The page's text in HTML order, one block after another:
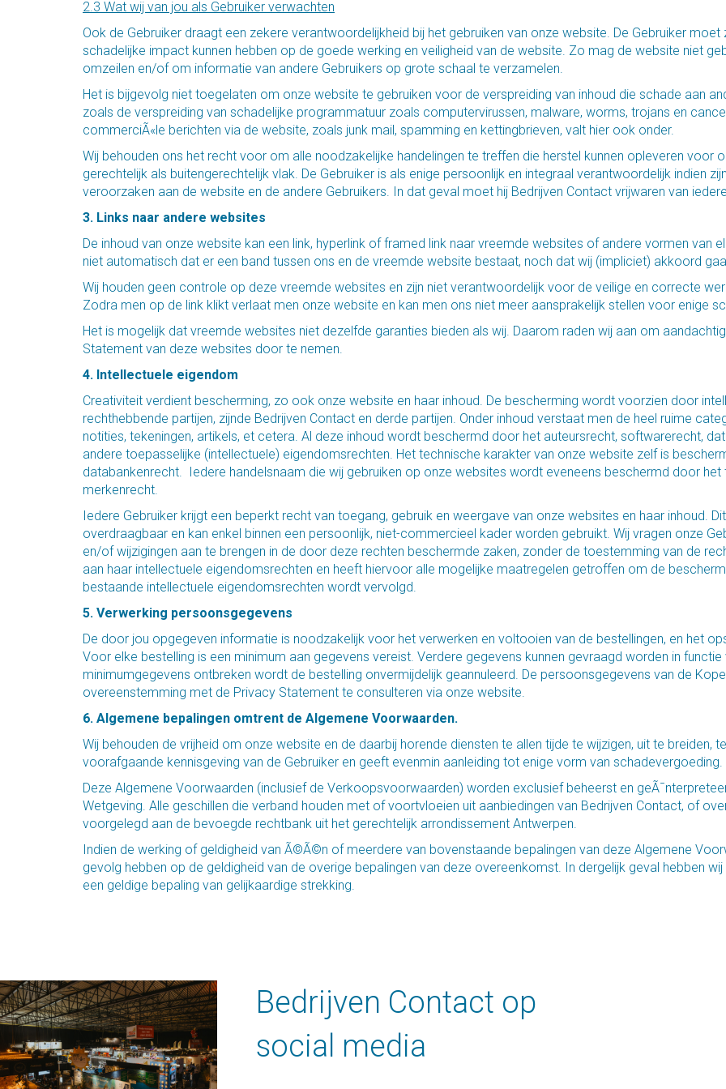
2.3 Wat wij van jou als Gebruiker verwachten
Ook de Gebruiker draagt een zekere verantwoordelijkheid bij het gebruiken van onze website. De Gebruiker
schadelijke impact kunnen hebben op de goede werking en veiligheid van de website. Zo mag de website niet
omzeilen en/of om informatie van andere Gebruikers op grote schaal te verzamelen.
Het is bijgevolg niet toegelaten om onze website te gebruiken voor de verspreiding van inhoud die schade aan
zoals de verspreiding van schadelijke programmatuur zoals computervirussen, malware, worms, trojans en
commerciÃ«le berichten via de website, zoals junk mail, spamming en kettingbrieven, valt hier ook onder.
Wij behouden ons het recht voor om alle noodzakelijke handelingen te treffen die herstel kunnen opleveren voor
gerechtelijk als buitengerechtelijk vlak. De Gebruiker is als enige persoonlijk en integraal verantwoordelijk indien
veroorzaken aan de website en de andere Gebruikers. In dat geval moet hij Bedrijven Contact vrijwaren van
3. Links naar andere websites
De inhoud van onze website kan een link, hyperlink of framed link naar vreemde websites of andere vormen van
niet automatisch dat er een band tussen ons en de vreemde website bestaat, noch dat wij (impliciet) akkoord
Wij houden geen controle op deze vreemde websites en zijn niet verantwoordelijk voor de veilige en correcte
Zodra men op de link klikt verlaat men onze website en kan men ons niet meer aansprakelijk stellen voor enige
Het is mogelijk dat vreemde websites niet dezelfde garanties bieden als wij. Daarom raden wij aan om
Statement van deze websites door te nemen.
4. Intellectuele eigendom
Creativiteit verdient bescherming, zo ook onze website en haar inhoud. De bescherming wordt voorzien door
rechthebbende partijen, zijnde Bedrijven Contact en derde partijen. Onder inhoud verstaat men de heel ruime
notities, tekeningen, artikels, et cetera. Al deze inhoud wordt beschermd door het auteursrecht, softwarerecht,
andere toepasselijke (intellectuele) eigendomsrechten. Het technische karakter van onze website zelf is
databankenrecht. Iedere handelsnaam die wij gebruiken op onze websites wordt eveneens beschermd door
merkenrecht.
Iedere Gebruiker krijgt een beperkt recht van toegang, gebruik en weergave van onze websites en haar inhoud.
overdraagbaar en kan enkel binnen een persoonlijk, niet-commercieel kader worden gebruikt. Wij vragen onze
en/of wijzigingen aan te brengen in de door deze rechten beschermde zaken, zonder de toestemming van de
aan haar intellectuele eigendomsrechten en heeft hiervoor alle mogelijke maatregelen getroffen om de
bestaande intellectuele eigendomsrechten wordt vervolgd.
5. Verwerking persoonsgegevens
De door jou opgegeven informatie is noodzakelijk voor het verwerken en voltooien van de bestellingen, en het
Voor elke bestelling is een minimum aan gegevens vereist. Verdere gegevens kunnen gevraagd worden in
minimumgegevens ontbreken wordt de bestelling onvermijdelijk geannuleerd. De persoonsgegevens van de
overeenstemming met de Privacy Statement te consulteren via onze website.
6. Algemene bepalingen omtrent de Algemene Voorwaarden.
Wij behouden de vrijheid om onze website en de daarbij horende diensten te allen tijde te wijzigen, uit te breiden,
voorafgaande kennisgeving van de Gebruiker en geeft evenmin aanleiding tot enige vorm van schadevergoeding.
Deze Algemene Voorwaarden (inclusief de Verkoopsvoorwaarden) worden exclusief beheerst en
Wetgeving. Alle geschillen die verband houden met of voortvloeien uit aanbiedingen van Bedrijven Contact, of
voorgelegd aan de bevoegde rechtbank uit het gerechtelijk arrondissement Antwerpen.
Indien de werking of geldigheid van Ã©Ã©n of meerdere van bovenstaande bepalingen van deze Algemene
gevolg hebben op de geldigheid van de overige bepalingen van deze overeenkomst. In dergelijk geval hebben
een geldige bepaling van gelijkaardige strekking.
Bedrijven Contact op
social media